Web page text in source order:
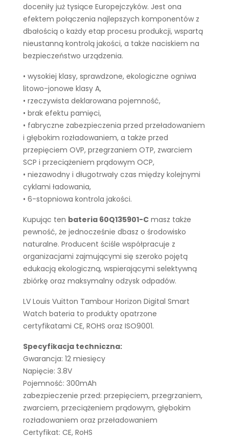
doceniły już tysiące Europejczyków. Jest ona
efektem połączenia najlepszych komponentów z
dbałością o każdy etap procesu produkcji, wspartą
nieustanną kontrolą jakości, a także naciskiem na
bezpieczeństwo urządzenia.
• wysokiej klasy, sprawdzone, ekologiczne ogniwa
litowo-jonowe klasy A,
• rzeczywista deklarowana pojemność,
• brak efektu pamięci,
• fabryczne zabezpieczenia przed przeładowaniem
i głębokim rozładowaniem, a także przed
przepięciem OVP, przegrzaniem OTP, zwarciem
SCP i przeciążeniem prądowym OCP,
• niezawodny i długotrwały czas między kolejnymi
cyklami ładowania,
• 6-stopniowa kontrola jakości.
Kupując ten bateria 60Q135901-C masz także
pewność, że jednocześnie dbasz o środowisko
naturalne. Producent ściśle współpracuje z
organizacjami zajmującymi się szeroko pojętą
edukacją ekologiczną, wspierającymi selektywną
zbiórkę oraz maksymalny odzysk odpadów.
LV Louis Vuitton Tambour Horizon Digital Smart
Watch bateria to produkty opatrzone
certyfikatami CE, ROHS oraz ISO9001.
Specyfikacja techniczna:
Gwarancja: 12 miesięcy
Napięcie: 3.8V
Pojemność: 300mAh
zabezpieczenie przed: przepięciem, przegrzaniem,
zwarciem, przeciążeniem prądowym, głębokim
rozładowaniem oraz przeładowaniem
Certyfikat: CE, RoHS